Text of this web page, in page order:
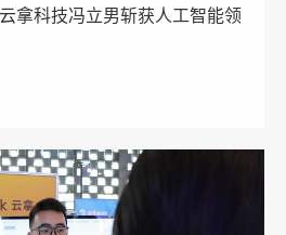
拿科技冯立男斩获人工智能领